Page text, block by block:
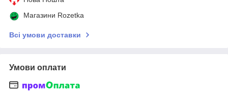
Магазини Rozetka
Всі умови доставки
Умови оплати